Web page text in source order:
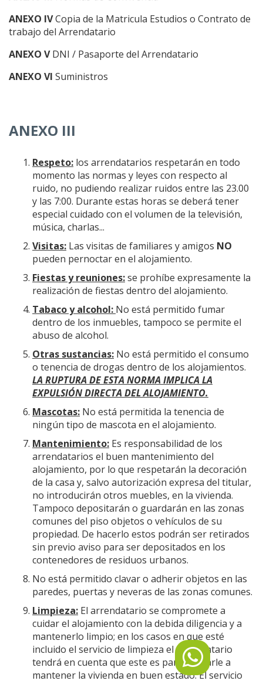
ANEXO IVCopia de la Matricula Estudios o Contrato de
trabajo del Arrendatario
ANEXO VDNI / Pasaporte del Arrendatario
ANEXO VI Suministros
ANEXO III
Respeto: los arrendatarios respetarán en todo
momento las normas y leyes con respecto al
ruido, no pudiendo realizar ruidos entre las 23.00
y las 7:00. Durante estas horas se deberá tener
especial cuidado con el volumen de la televisión,
música, charlas...
Visitas: Las visitas de familiares y amigos NO
pueden pernoctar en el alojamiento.
Fiestas y reuniones:se prohíbe expresamente la
realización de fiestas dentro del alojamiento.
Tabaco y alcohol: No está permitido fumar
dentro de los inmuebles, tampoco se permite el
abuso de alcohol.
Otras sustancias: No está permitido el consumo
o tenencia de drogas dentro de los alojamientos.
LA RUPTURA DE ESTA NORMA IMPLICA LA
EXPULSIÓN DIRECTA DEL ALOJAMIENTO.
Mascotas: No está permitida la tenencia de
ningún tipo de mascota en el alojamiento.
Mantenimiento: Es responsabilidad de los
arrendatarios el buen mantenimiento del
alojamiento, por lo que respetarán la decoración
de la casa y, salvo autorización expresa del titular,
no introducirán otros muebles, en la vivienda.
Tampoco depositarán o guardarán en las zonas
comunes del piso objetos o vehículos de su
propiedad. De hacerlo estos podrán ser retirados
sin previo aviso para ser depositados en los
contenedores de residuos urbanos.
No está permitido clavar o adherir objetos en las
paredes, puertas y neveras de las zonas comunes.
Limpieza: El arrendatario se compromete a
cuidar el alojamiento con la debida diligencia y a
mantenerlo limpio; en los casos en que esté
incluido el servicio de limpieza el arrendatario
tendrá en cuenta que este es para ayudarle a
mantener la vivienda en buen estado. El servicio